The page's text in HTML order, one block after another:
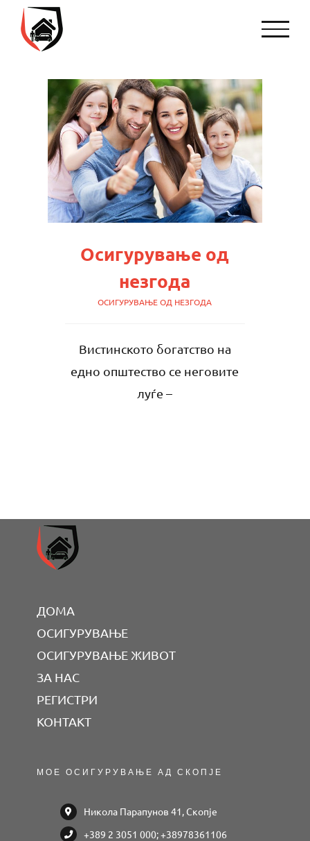
Skip
content
Осигурување од
незгода
ОСИГУРУВАЊЕ ОД НЕЗГОДА
Вистинското богатство на
едно општество се неговите
луѓе –
ДОМА
ОСИГУРУВАЊЕ
ОСИГУРУВАЊЕ ЖИВОТ
ЗА НАС
РЕГИСТРИ
КОНТАКТ
МОЕ ОСИГУРУВАЊЕ АД СКОПЈЕ
Никола Парапунов 41, Скопје
+389 2 3051 000; +38978361106